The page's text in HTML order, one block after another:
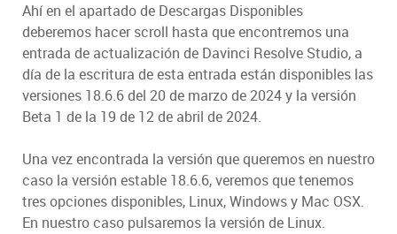
Ahí en el apartado de Descargas Disponibles
deberemos hacer scroll hasta que encontremos una
entrada de actualización de Davinci Resolve Studio, a
día de la escritura de esta entrada están disponibles las
versiones 18.6.6 del 20 de marzo de 2024 y la versión
Beta 1 de la 19 de 12 de abril de 2024.
Una vez encontrada la versión que queremos en nuestro
caso la versión estable 18.6.6, veremos que tenemos
tres opciones disponibles, Linux, Windows y Mac OSX.
En nuestro caso pulsaremos la versión de Linux.